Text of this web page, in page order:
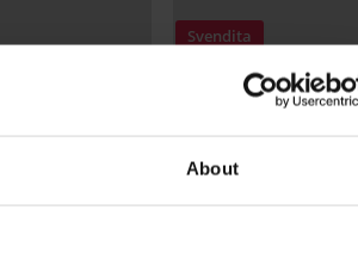
About
Jenesis lunga
Svendita
Sconto -60%
Vestaglia calda William
lunga
21,20 €52,99 €